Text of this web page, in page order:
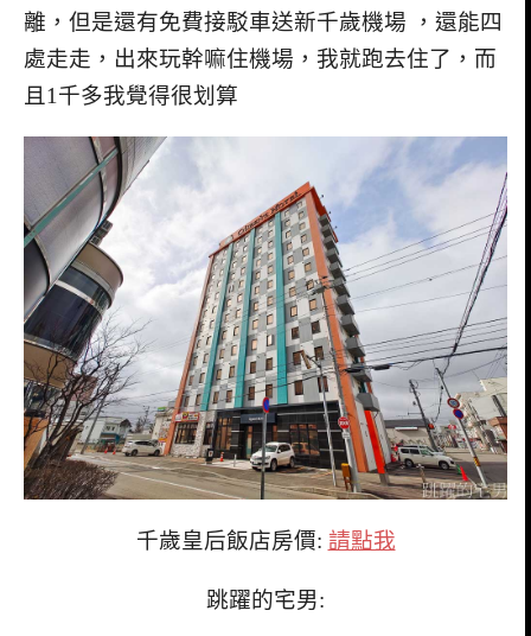
離，但是還有免費接駁車送新千歲機場 ，還能四
處走走，出來玩幹嘛住機場，我就跑去住了，而
且1千多我覺得很划算
千歲皇后飯店房價: 請點我
跳躍的宅男: